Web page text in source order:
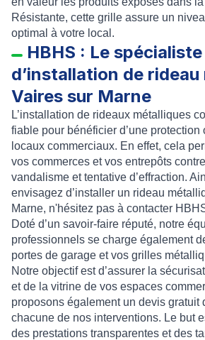
Résistante, cette grille assure un
optimal à votre local.
HBHS : Le spécialiste
d’installation de rideau
Vaires sur Marne
L’installation de rideaux métalliques
fiable pour bénéficier d’une protection
locaux commerciaux. En effet, cela
vos commerces et vos entrepôts
vandalisme et tentative d’effraction.
envisagez d’installer un rideau
Marne, n'hésitez pas à contacter
Doté d’un savoir-faire réputé, notre
professionnels se charge également
portes de garage et vos grilles
Notre objectif est d’assurer la
et de la vitrine de vos espaces
proposons également un devis gratuit
chacune de nos interventions. Le but
des prestations transparentes et des